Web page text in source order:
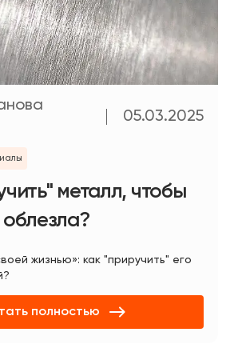
05.03.2025
металл, чтобы
жизнью»: как "приручить" его
полностью